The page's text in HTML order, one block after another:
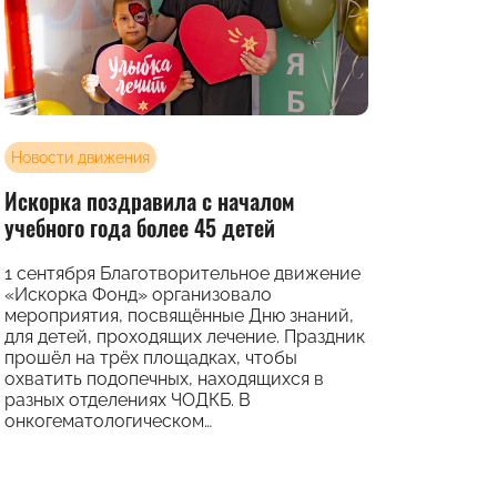
Новости движения
Искорка поздравила с началом
учебного года более 45 детей
1 сентября Благотворительное движение
«Искорка Фонд» организовало
мероприятия, посвящённые Дню знаний,
для детей, проходящих лечение. Праздник
прошёл на трёх площадках, чтобы
охватить подопечных, находящихся в
разных отделениях ЧОДКБ. В
онкогематологическом…